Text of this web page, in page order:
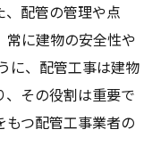
、配管の管理や点
に建物の安全性や
に、配管工事は建物
その役割は重要で
つ配管工事業者の